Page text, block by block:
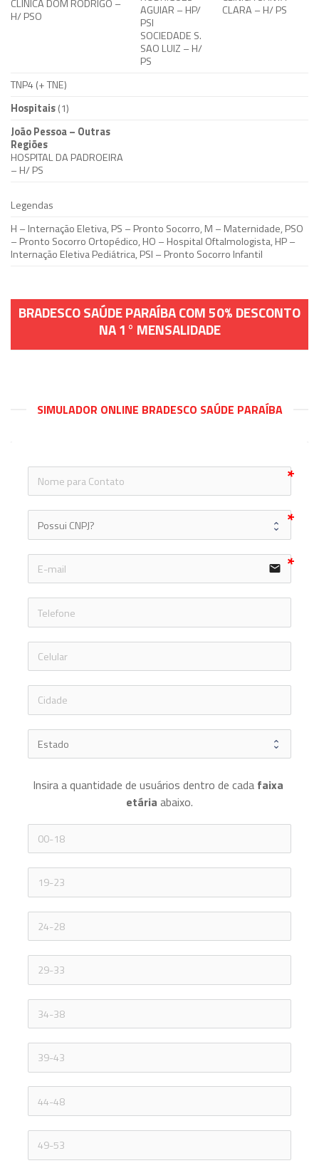
CLÍNICA DOM RODRIGO –
H/ PSO
AGUIAR – HP/
PSI
SOCIEDADE S.
SAO LUIZ – H/
PS
CLARA – H/ PS
TNP4(+ TNE)
Hospitais(1)
João Pessoa – Outras
Regiões
HOSPITAL DA PADROEIRA
– H/ PS
Legendas
H – Internação Eletiva, PS – Pronto Socorro, M – Maternidade, PSO
– Pronto Socorro Ortopédico, HO – Hospital Oftalmologista, HP –
Internação Eletiva Pediátrica, PSI – Pronto Socorro Infantil
BRADESCO SAÚDE PARAÍBA COM 50% DESCONTO
NA 1° MENSALIDADE
SIMULADOR ONLINE BRADESCO SAÚDE PARAÍBA
email
Insira a quantidade de usuários dentro de cada faixa
etária abaixo.